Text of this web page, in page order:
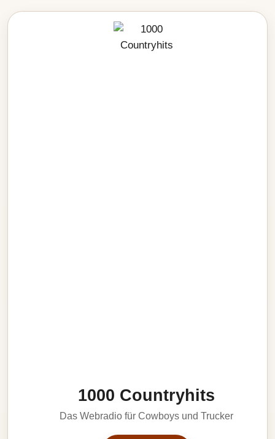
1000 Countryhits
Das Webradio für Cowboys und Trucker